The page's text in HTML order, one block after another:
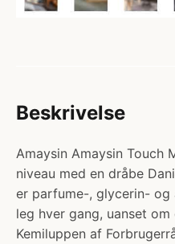
Beskrivelse
Amaysin Amaysin Touch
niveau med en dråbe
er parfume-, glycerin- og
leg hver gang, uanset
Kemiluppen af